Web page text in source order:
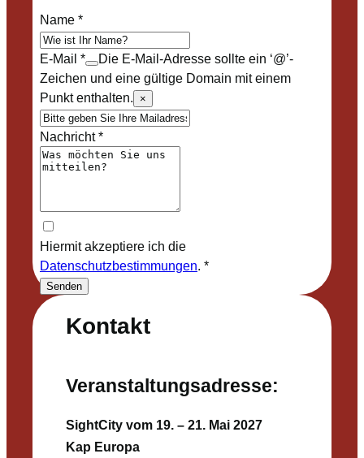
Kontakt
Veranstaltungsadresse:
SightCity vom 19. – 21. Mai 2027
Kap Europa
Name*
E-Mail *
Die E-Mail-Adresse sollte ein ‘@’-
Zeichen und eine gültige Domain mit einem
Punkt enthalten.
×
Nachricht*
Hiermit akzeptiere ich die
Datenschutzbestimmungen *
Senden